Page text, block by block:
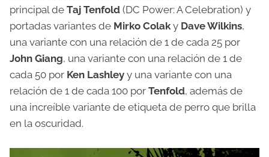
principal de Taj Tenfold (DC Power: A Celebration) y
portadas variantes de Mirko Colaky Dave Wilkins,
una variante con una relación de 1 de cada 25 por
John Giang, una variante con una relación de 1 de
cada 50 por Ken Lashley y una variante con una
relación de 1 de cada 100 por Tenfold, además de
una increíble variante de etiqueta de perro que brilla
en la oscuridad.